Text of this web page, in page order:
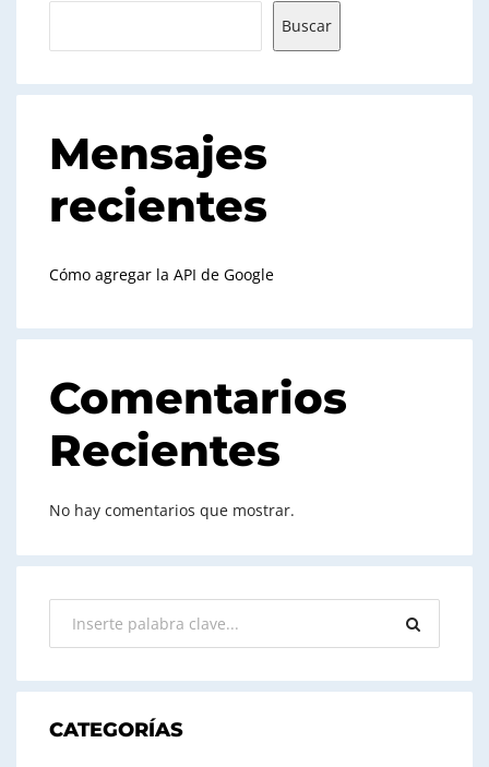
Buscar
Mensajes
recientes
Cómo agregar la API de Google
Comentarios
Recientes
No hay comentarios que mostrar.
CATEGORÍAS